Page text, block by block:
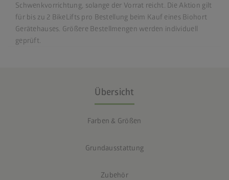
Schwenkvorrichtung, solange der Vorrat reicht. Die Aktion gilt
für bis zu 2 BikeLifts pro Bestellung beim Kauf eines Biohort
Gerätehauses. Größere Bestellmengen werden individuell
geprüft.
Übersicht
Farben & Größen
Grundausstattung
Zubehör